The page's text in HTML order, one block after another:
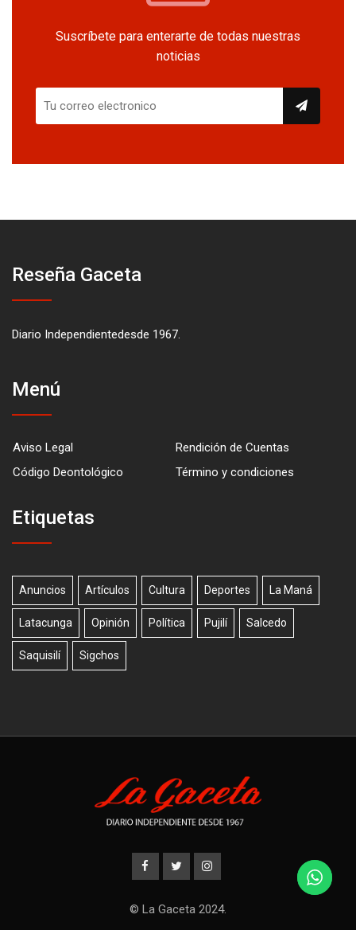
Suscríbete para enterarte de todas nuestras
noticias
Reseña Gaceta
Diario Independientedesde 1967.
Menú
Aviso Legal
Rendición de Cuentas
Código Deontológico
Término y condiciones
Etiquetas
Anuncios Artículos Cultura Deportes La Maná
Latacunga Opinión Política Pujilí Salcedo
Saquisilí Sigchos
© La Gaceta 2024.